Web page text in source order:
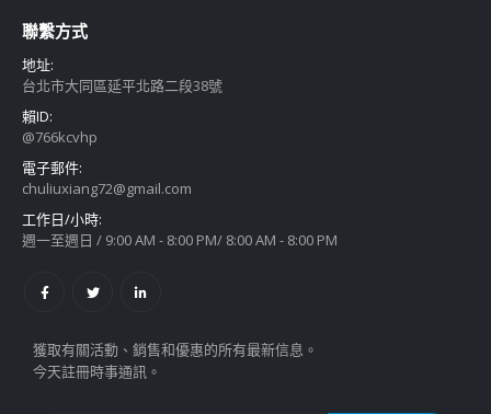
聯繫方式
地址:
台北市大同區延平北路二段38號
賴ID:
@766kcvhp
電子郵件:
chuliuxiang72@gmail.com
工作日/小時:
週一至週日 / 9:00 AM - 8:00 PM/ 8:00 AM - 8:00 PM
獲取有關活動、銷售和優惠的所有最新信息。
今天註冊時事通訊。